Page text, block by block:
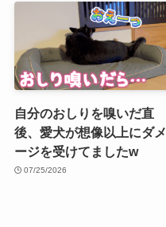
自分のおしりを嗅いだ直
後、愛犬が想像以上にダメ
ージを受けてましたw
07/25/2026